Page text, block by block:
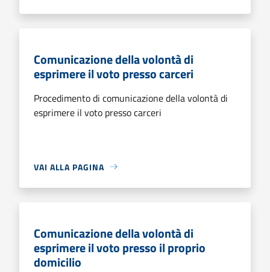
Comunicazione della volontà di
esprimere il voto presso carceri
Procedimento di comunicazione della volontà di
esprimere il voto presso carceri
VAI ALLA PAGINA
Comunicazione della volontà di
esprimere il voto presso il proprio
domicilio